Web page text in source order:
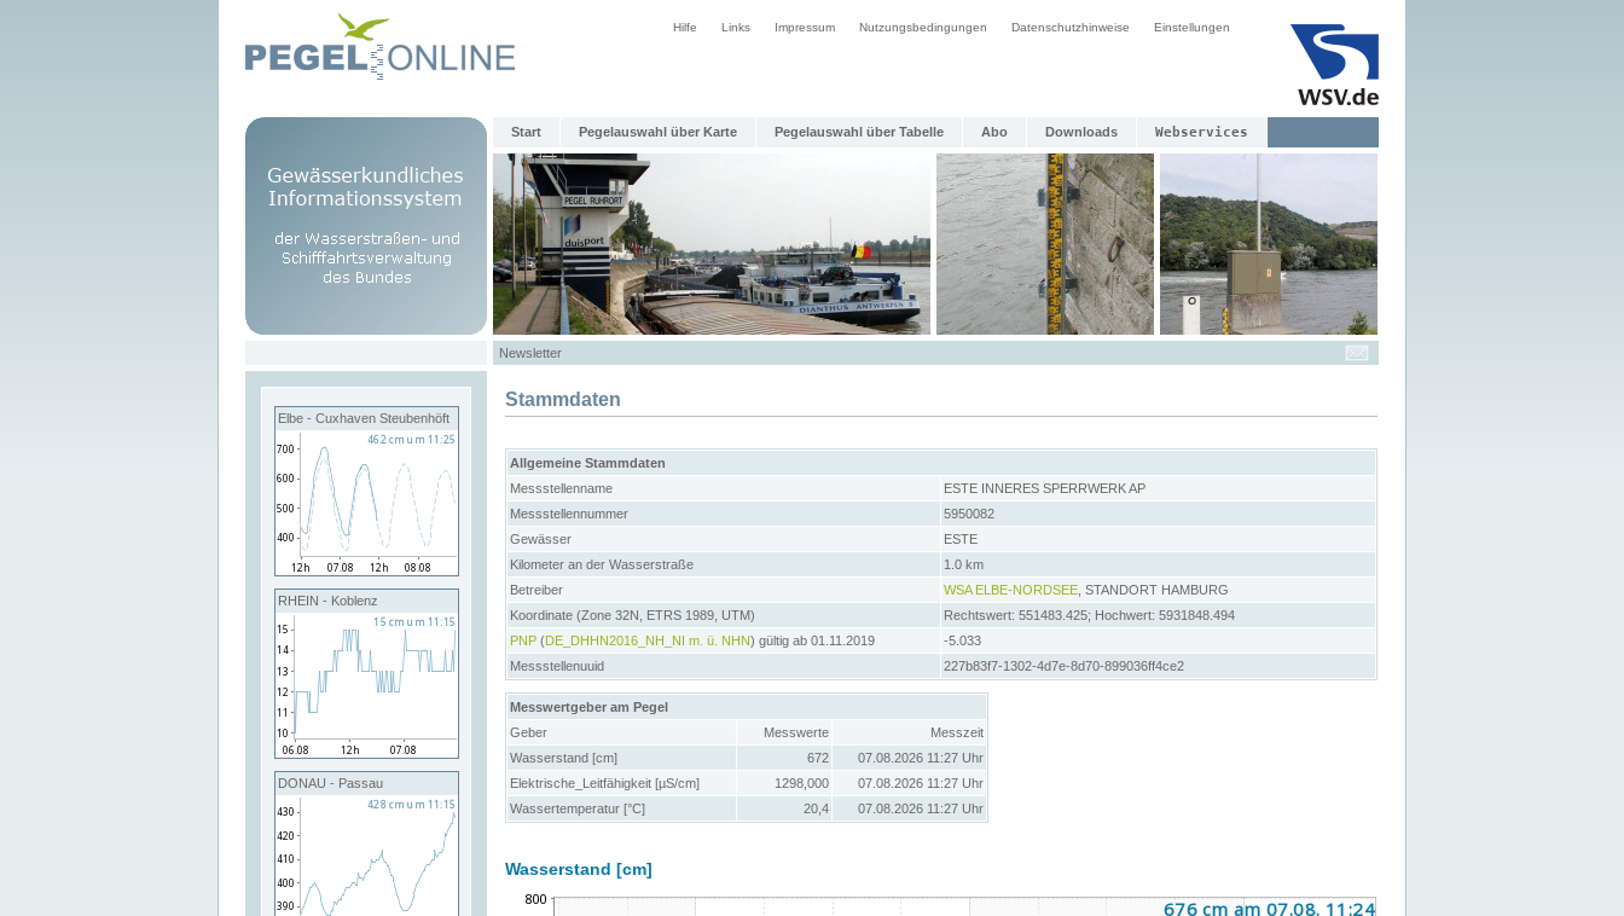
Hilfe Links Impressum Nutzungsbedingungen Datenschutzhinweise Einstellungen
Start Pegelauswahl über Karte Pegelauswahl über Tabelle Abo Downloads Webservices
Newsletter
Elbe - Cuxhaven Steubenhöft
RHEIN - Koblenz
DONAU - Passau
Stammdaten
Allgemeine Stammdaten
Messstellenname
ESTE INNERES SPERRWERK AP
Messstellennummer
5950082
Gewässer
ESTE
Kilometer an der Wasserstraße
1.0 km
Betreiber
WSA ELBE-NORDSEE , STANDORT HAMBURG
Koordinate (Zone 32N, ETRS 1989, UTM)
Rechtswert: 551483.425; Hochwert: 5931848.494
PNP (DE_DHHN2016_NH_NI m. ü. NHN) gültig ab 01.11.2019
-5.033
Messstellenuuid
227b83f7-1302-4d7e-8d70-899036ff4ce2
Messwertgeber am Pegel
Geber
Messwerte
Messzeit
Wasserstand [cm]
672
07.08.2026 11:27 Uhr
Elektrische_Leitfähigkeit [µS/cm]
1298,000
07.08.2026 11:27 Uhr
Wassertemperatur [°C]
20,4 07.08.2026 11:27 Uhr
Wasserstand [cm]